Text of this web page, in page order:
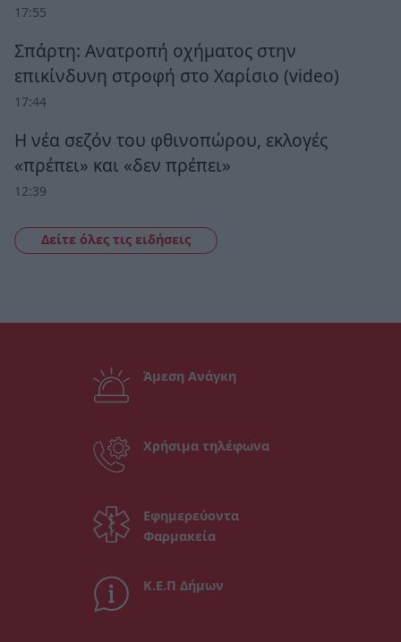
17:55
Σπάρτη: Ανατροπή οχήματος στην
επικίνδυνη στροφή στο Χαρίσιο (video)
17:44
Η νέα σεζόν του φθινοπώρου, εκλογές
«πρέπει» και «δεν πρέπει»
12:39
Δείτε όλες τις ειδήσεις
Άμεση Ανάγκη
Χρήσιμα τηλέφωνα
Εφημερεύοντα
Φαρμακεία
Κ.Ε.Π Δήμων